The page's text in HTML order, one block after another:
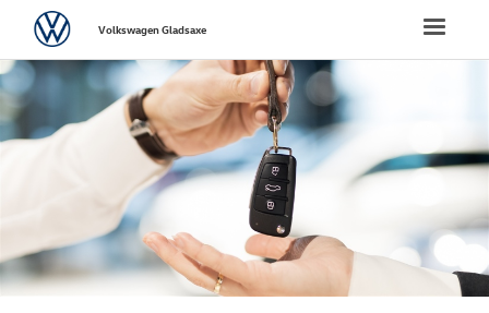
NYE
NYE VAREBILER
BRUGTE BILER
Toggle
VolkswagenVolkswagen Gladsaxe